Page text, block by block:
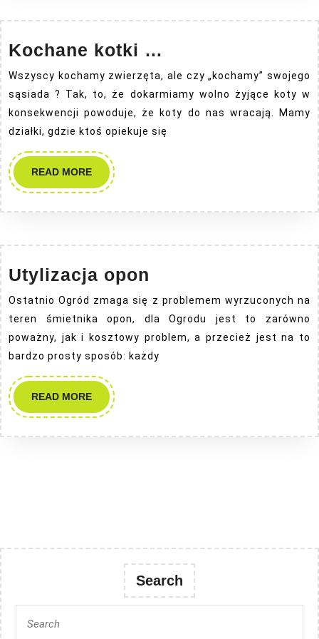
Kochane kotki …
kotki
…
Wszyscy kochamy zwierzęta, ale czy „kochamy” swojego
sąsiada ? Tak, to, że dokarmiamy wolno żyjące koty w
konsekwencji powoduje, że koty do nas wracają. Mamy
działki, gdzie ktoś opiekuje się
READ MOREREAD
MORE
Utylizacja opon
opon
Ostatnio Ogród zmaga się z problemem wyrzuconych na
teren śmietnika opon, dla Ogrodu jest to zarówno
poważny, jak i kosztowy problem, a przecież jest na to
bardzo prosty sposób: każdy
READ MOREREAD
MORE
Search
for: